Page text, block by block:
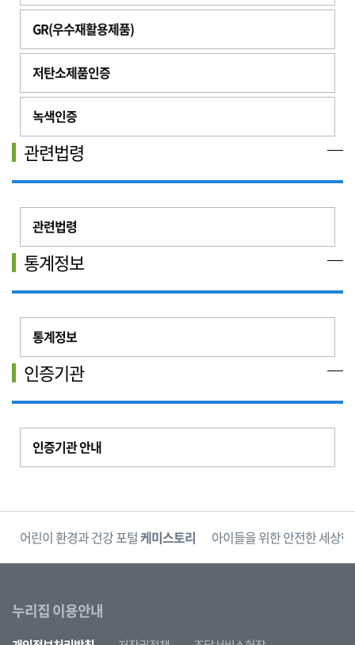
GR(우수재활용제품)
저탄소제품인증
녹색인증
관련법령
관련법령
통계정보
통계정보
인증기관
인증기관 안내
어린이 환경과 건강 포털케미스토리 아이들을 위한 안전한 세상
누리집 이용안내